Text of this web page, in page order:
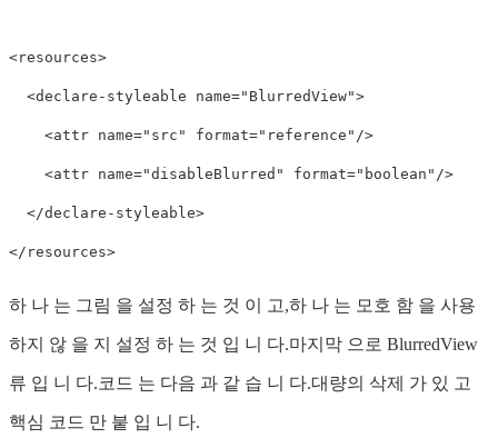
<resources>
  <declare-styleable name="BlurredView">
    <attr name="src" format="reference"/>
    <attr name="disableBlurred" format="boolean"/>
  </declare-styleable>
하 나 는 그림 을 설정 하 는 것 이 고,하 나 는 모호 함 을 사용
하지 않 을 지 설정 하 는 것 입 니 다.마지막 으로 BlurredView
류 입 니 다.코드 는 다음 과 같 습 니 다.대량의 삭제 가 있 고
핵심 코드 만 붙 입 니 다.